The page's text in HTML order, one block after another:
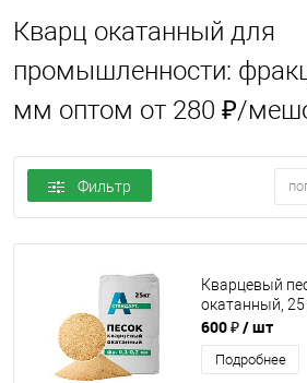
Кварц окатанный для
промышленности:
мм оптом от 280 ₽/
Фильтр
Кварцевый
окатанный, 25
600 ₽/ шт
Подробнее